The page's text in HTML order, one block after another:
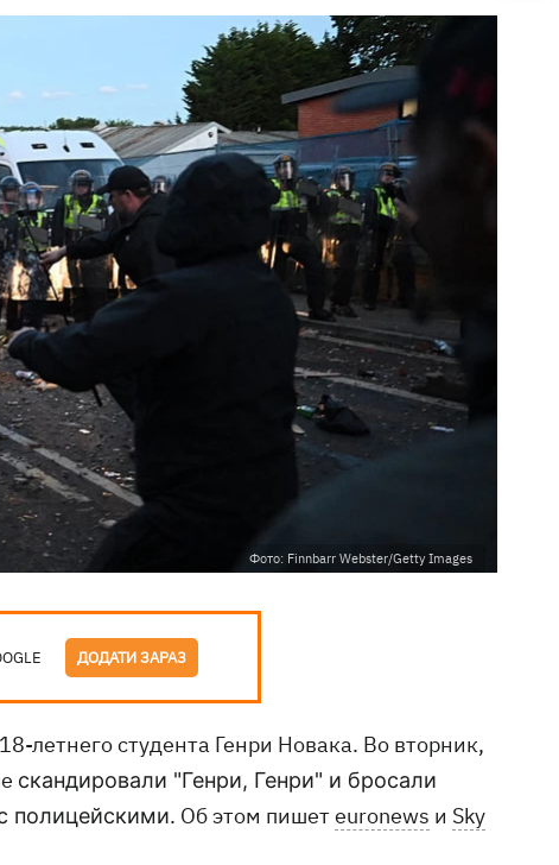
Фото: Finnbarr Webster/Getty Images
ДОДАТИ ЗАРАЗ
летнего студента Генри Новака. Во вторник,
скандировали "Генри, Генри" и бросали
полицейскими. Об этом пишетeuronews и Sky